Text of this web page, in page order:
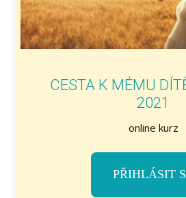
CESTA K MÉMU
2021
online kurz
PŘIHLÁSIT